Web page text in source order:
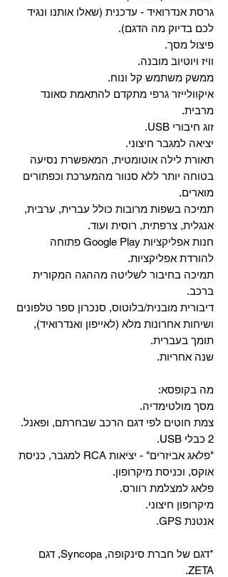
גרסת אנדרואיד - עדכנית (שאלו אותנו ונגיד
לכם בדיוק מה הדגם).
פיצול מסך.
וויז ויוטיוב מובנה.
ממשק משתמש קל ונוח.
איקוולייזר גרפי מתקדם להתאמת סאונד
מרבית.
זוג חיבורי USB.
יציאה למגבר חיצוני.
תאורת לילה אוטומטית, המאפשרת נסיעה
בטוחה יותר ללא סנוור מהמערכת וכפתורים
מוארים.
תמיכה בשפות מרובות כולל עברית, ערבית,
אנגלית, צרפתית, רוסית ועוד.
‏חנות אפליקציות Google Play פתוחה
להורדת אפליקציות.
‏תמיכה בחיבור לשליטה מההגה המקורית
ברכב.
‏דיבורית מובנית/בלוטוס, ‏סנכרון ספר טלפונים
ושיחות אחרונות מלא (לאייפון ואנדרואיד),
תומך בעברית.
שנה אחריות.
מה בקופסא:
מסך מולטימדיה.
צמת חוטים לפי דגם הרכב שבחרתם, ופאנל.
2 כבלי USB.
"פלאג אביזרים" - יציאות RCA למגבר, כניסת
אוקס, וכניסת מיקרופון.
פלאג למצלמת רוורס.
מיקרופון חיצוני.
אנטנת GPS.
*דגם של חברת סינקופה, Syncopa, דגם
ZETA.